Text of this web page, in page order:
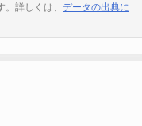
詳しくは、 データの出典に